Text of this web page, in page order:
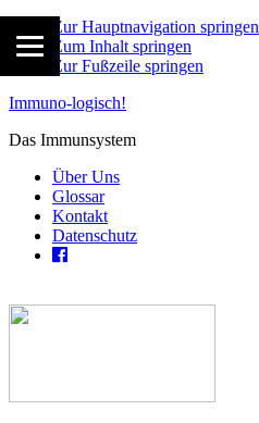
Zur Hauptnavigation springen
Zum Inhalt springen
Zur Fußzeile springen
Immuno-logisch!
Das Immunsystem
Über Uns
Glossar
Kontakt
Datenschutz